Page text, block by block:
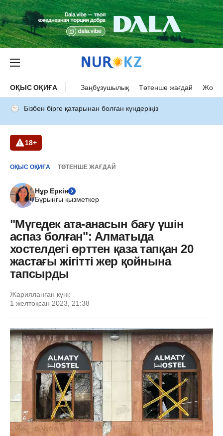
ОҚЫС ОҚИҒА Заңбұзушылық Төтенше жағдай Жол
Бізбен бірге қатарынан болған күндеріңіз
18+
ОҚЫС ОҚИҒА ТӨТЕНШЕ ЖАҒДАЙ
Нұр Еркін
Бұрынғы қызметкер
"Мүгедек ата-анасын бағу үшін
аспаз болған": Алматыда
хостелдегі өрттен қаза тапқан 20
жастағы жігітті жер қойнына
тапсырды
Жарияланған күні:
1 желтоқсан 2023, 21:38